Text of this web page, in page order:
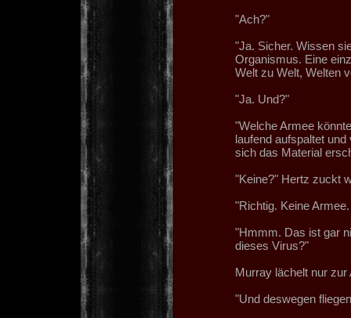
"Ach?"
"Ja. Sicher. Wissen
Organismus. Eine
Welt zu Welt, Welten
"Ja. Und?"
"Welche Armee
laufend aufspaltet
sich das Material
"Keine?" Hertz zuckt
"Richtig. Keine
"Hmmm. Das ist gar
dieses Virus?"
Murray lächelt nur zur
"Und deswegen